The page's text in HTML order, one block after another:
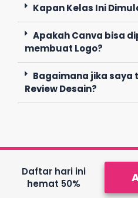
Kapan Kelas Ini
Apakah Canva bisa
membuat Logo?
Bagaimana jika saya
Review Desain?
Daftar hari ini
hemat 50%